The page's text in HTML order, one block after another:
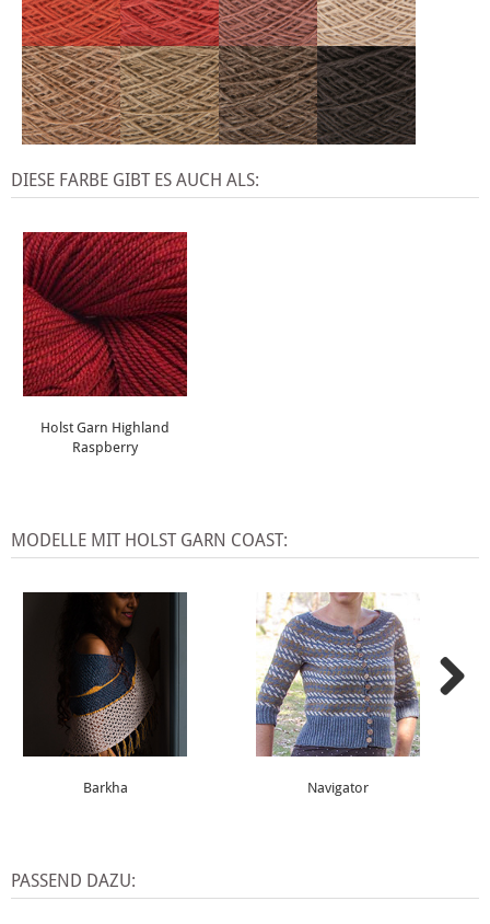
DIESE FARBE GIBT ES AUCH ALS:
Holst Garn Highland
Raspberry
MODELLE MIT HOLST GARN COAST:
Barkha Navigator
PASSEND DAZU: